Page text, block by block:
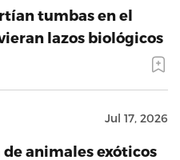
tumbas en el
lazos biológicos
Jul 17, 2026
animales exóticos